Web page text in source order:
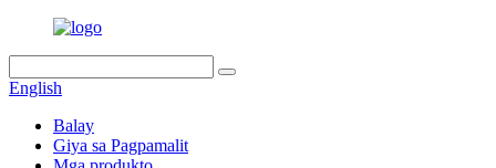
English
Balay
Giya sa Pagpamalit